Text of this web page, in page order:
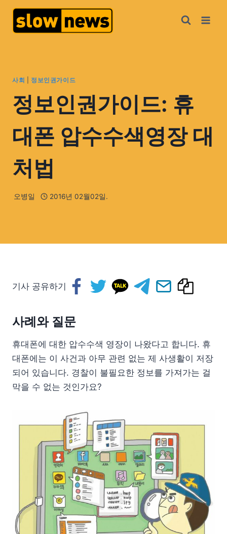
사회 정보인권가이드
정보인권가이드: 휴
대폰 압수수색영장 대
처법
오병일 2016년 02월02일.
기사 공유하기
사례와 질문
휴대폰에 대한 압수수색 영장이 나왔다고 합니다. 휴
대폰에는 이 사건과 아무 관련 없는 제 사생활이 저장
되어 있습니다. 경찰이 불필요한 정보를 가져가는 걸
막을 수 없는 것인가요?